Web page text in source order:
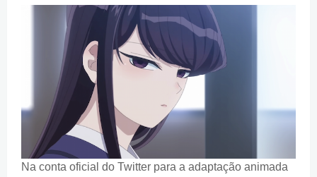
Na conta oficial do Twitter para a adaptação animada